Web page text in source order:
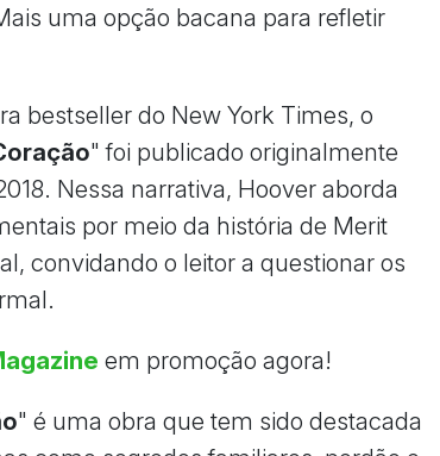
uma opção bacana para refletir
bestseller do New York Times, o
" foi publicado originalmente
Nessa narrativa, Hoover aborda
por meio da história de Merit
convidando o leitor a questionar os
em promoção agora!
" é uma obra que tem sido destacada